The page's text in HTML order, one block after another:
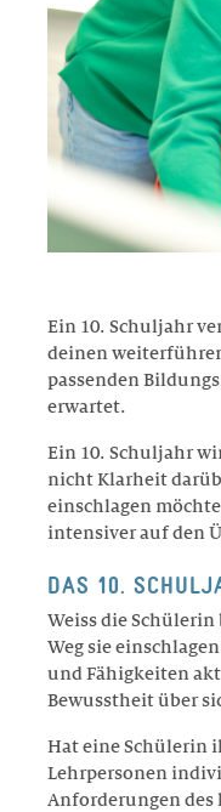
Ein 10. Schuljahr
deinen
passenden
erwartet.
Ein 10. Schuljahr
nicht Klarheit
einschlagen
intensiver auf den
DAS 10.
Weiss die
Weg sie
und Fähigkeiten
Bewusstheit über
Hat eine Schülerin
Lehrpersonen
Anforderungen des